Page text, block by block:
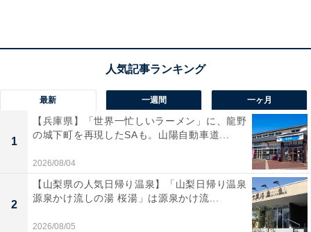
わいらしいデザインを楽しみながら、貯金箱としてもバ
ッチリ活躍してくれるクオリティの高い一品です。
最新 一週間 一ヶ月
1
【兵庫県】「世界一忙しいラーメン」に、龍野
の城下町を再現したSAも。山陽自動車道...
2026/08/04
2
【山梨県の人気日帰り温泉】「山梨日帰り温泉
源泉かけ流しの湯 桜湯」は源泉かけ流...
2026/08/05